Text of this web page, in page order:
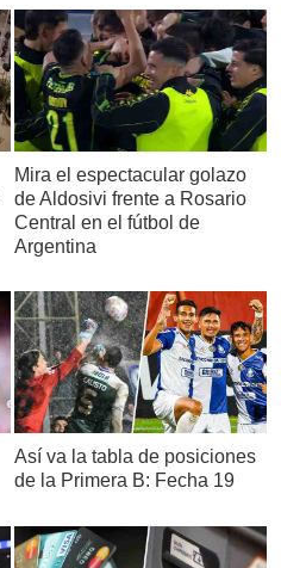
Mira el espectacular golazo
de Aldosivi frente a Rosario
Central en el fútbol de
Argentina
Así va la tabla de posiciones
de la Primera B: Fecha 19